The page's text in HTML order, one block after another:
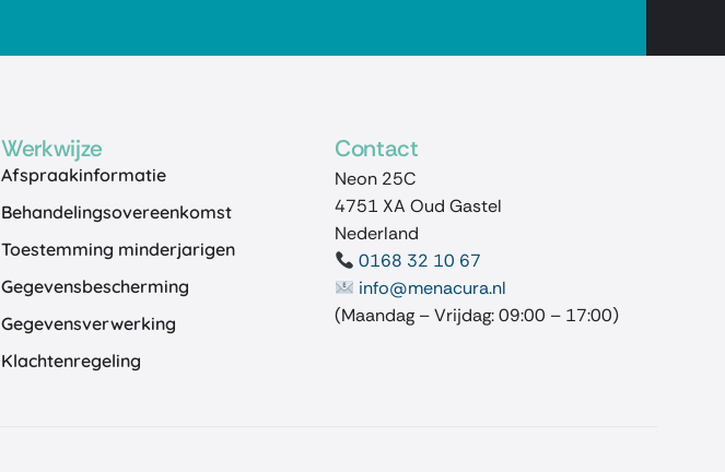
Werkwijze
Afspraakinformatie
Behandelingsovereenkomst
Toestemming minderjarigen
Gegevensbescherming
Gegevensverwerking
Klachtenregeling
Contact
Neon 25C
4751 XA Oud Gastel
Nederland
0168 32 10 67
info@menacura.nl
(Maandag – Vrijdag: 09:00 – 17:00)